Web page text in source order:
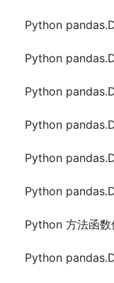
Python
Python
Python
Python
Python
Python
Python 方法函